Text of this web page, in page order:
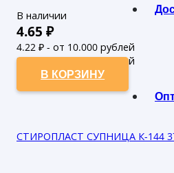
В наличии
4.65 ₽
4.22 ₽ - от 10.000 рублей
3.84₽ - от 50.000 рублей
В КОРЗИНУ
СТИРОПЛАСТ СУПНИЦА К-144